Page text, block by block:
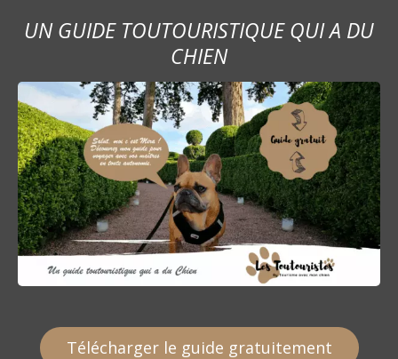
UN GUIDE TOUTOURISTIQUE QUI A DU
CHIEN
Télécharger le guide gratuitement